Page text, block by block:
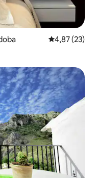
4,87 (23)